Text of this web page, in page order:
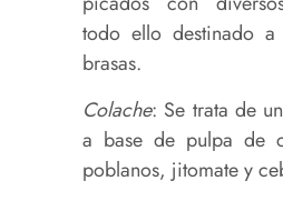
todo ello destinado
brasas.
Colache: Se trata de
a base de pulpa de
poblanos, jitomate y